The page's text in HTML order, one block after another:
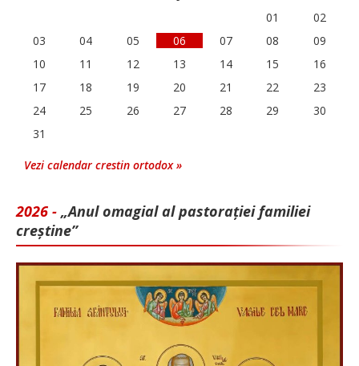
01
02
03
04 05 06 07 08
09
10
11 12 13 14 15
16
17
18 19 20 21 22
23
24
25 26 27 28 29
30
31
Vezi calendar crestin ortodox »
2026 - „Anul omagial al pastorației familiei
creștine”